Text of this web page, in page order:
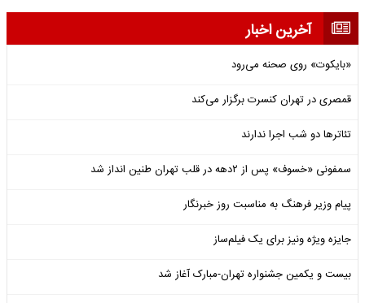
آخرین اخبار
«بایکوت» روی صحنه می‌رود
قمصری در تهران کنسرت برگزار می‌کند
تئاترها دو شب اجرا ندارند
سمفونی «خسوف» پس از ۲دهه در قلب تهران طنین انداز شد
پیام وزیر فرهنگ به مناسبت روز خبرنگار
جایزه ویژه ونیز برای یک فیلم‌ساز
بیست و یکمین جشنواره تهران-مبارک آغاز شد